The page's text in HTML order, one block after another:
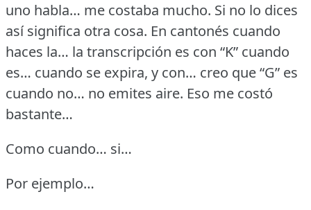
uno habla… me costaba mucho. Si no lo dices
así significa otra cosa. En cantonés cuando
haces la… la transcripción es con “K” cuando
es… cuando se expira, y con… creo que “G” es
cuando no… no emites aire. Eso me costó
bastante…
Como cuando… si…
Por ejemplo…